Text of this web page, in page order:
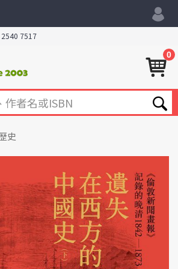
2540 7517
0
史